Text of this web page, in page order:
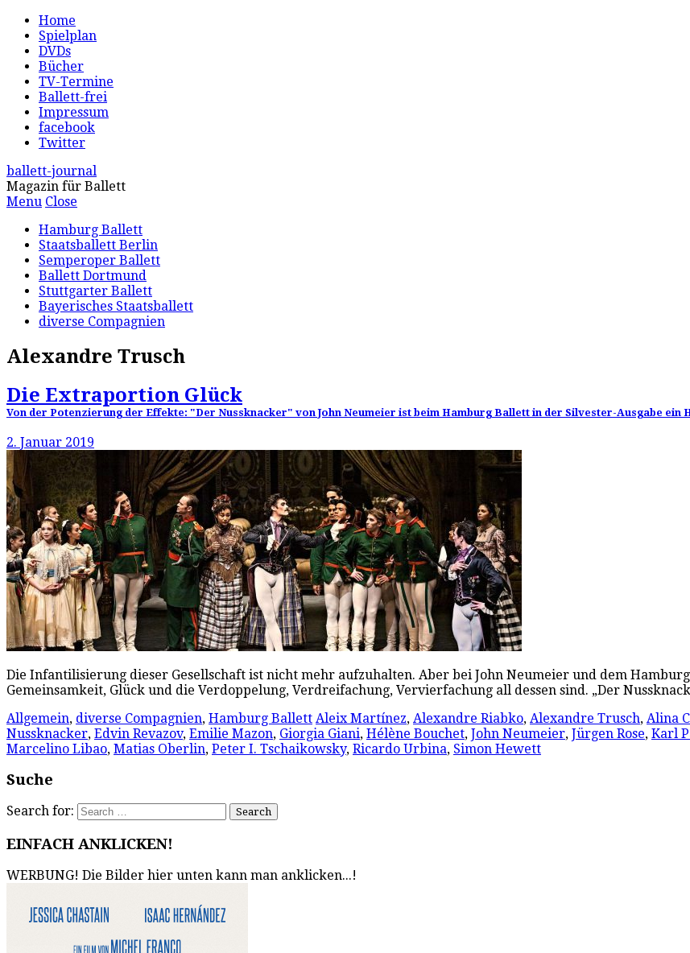
Home
Spielplan
DVDs
Bücher
TV-Termine
Ballett-frei
Impressum
facebook
Twitter
ballett-journal
Magazin für Ballett
Menu Close
Hamburg Ballett
Staatsballett Berlin
Semperoper Ballett
Ballett Dortmund
Stuttgarter Ballett
Bayerisches Staatsballett
diverse Compagnien
Alexandre Trusch
Die Extraportion Glück
Von der Potenzierung der Effekte: "Der Nussknacker" von John Neumeier ist beim Hamburg Ballett in der Silvester-Ausgabe ein
2. Januar 2019
Die Infantilisierung dieser Gesellschaft ist nicht mehr aufzuhalten. Aber bei John Neumeier und dem
Gemeinsamkeit, Glück und die Verdoppelung, Verdreifachung, Vervierfachung all dessen sind. „Der
Allgemein, diverse Compagnien, Hamburg Ballett Aleix Martínez, Alexandre Riabko, Alexandre Trusch, Alina
Nussknacker, Edvin Revazov, Emilie Mazon, Giorgia Giani, Hélène Bouchet, John Neumeier, Jürgen Rose, Karl
Marcelino Libao, Matias Oberlin, Peter I. Tschaikowsky, Ricardo Urbina, Simon Hewett
Suche
Search for:
EINFACH ANKLICKEN!
WERBUNG! Die Bilder hier unten kann man anklicken...!